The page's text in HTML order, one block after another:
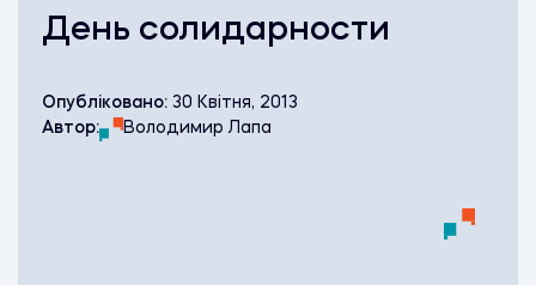
День солидарности
Опубліковано: 30 Квітня, 2013
Автор:
Володимир Лапа